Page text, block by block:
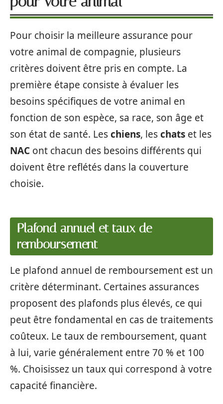
Pour choisir la meilleure assurance pour
votre animal de compagnie, plusieurs
critères doivent être pris en compte. La
première étape consiste à évaluer les
besoins spécifiques de votre animal en
fonction de son espèce, sa race, son âge et
son état de santé. Leschiens, leschats et les
NAC ont chacun des besoins différents qui
doivent être reflétés dans la couverture
choisie.
Plafond annuel et taux de
remboursement
Le plafond annuel de remboursement est un
critère déterminant. Certaines assurances
proposent des plafonds plus élevés, ce qui
peut être fondamental en cas de traitements
coûteux. Le taux de remboursement, quant
à lui, varie généralement entre 70 % et 100
%. Choisissez un taux qui correspond à votre
capacité financière.